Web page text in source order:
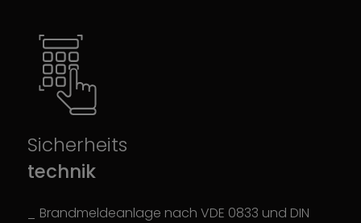
Sicherheits
technik
Brandmeldeanlage nach VDE 0833 und DIN